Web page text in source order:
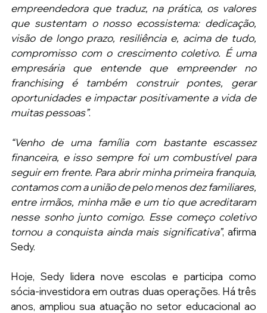
empreendedora que traduz, na prática, os valores
que sustentam o nosso ecossistema: dedicação,
visão de longo prazo, resiliência e, acima de tudo,
compromisso com o crescimento coletivo. É uma
empresária que entende que empreender no
franchising é também construir pontes, gerar
oportunidades e impactar positivamente a vida de
muitas pessoas”.
“Venho de uma família com bastante escassez
financeira, e isso sempre foi um combustível para
seguir em frente. Para abrir minha primeira franquia,
contamos com a união de pelo menos dez familiares,
entre irmãos, minha mãe e um tio que acreditaram
nesse sonho junto comigo. Esse começo coletivo
tornou a conquista ainda mais significativa”, afirma
Sedy.
Hoje, Sedy lidera nove escolas e participa como
sócia-investidora em outras duas operações. Há três
anos, ampliou sua atuação no setor educacional ao